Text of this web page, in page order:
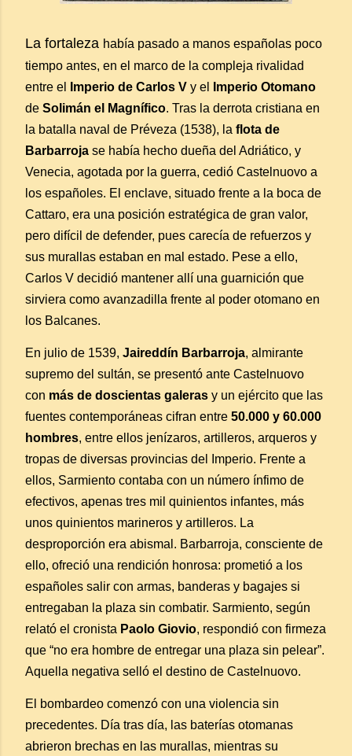
La fortaleza había pasado a manos españolas poco
tiempo antes, en el marco de la compleja rivalidad
entre el
Imperio de Carlos V y el
Imperio Otomano
de Solimán el Magnífico. Tras la derrota cristiana en
la batalla naval de Préveza (1538), la flota de
Barbarroja se había hecho dueña del Adriático, y
Venecia, agotada por la guerra, cedió Castelnuovo a
los españoles. El enclave, situado frente a la boca de
Cattaro, era una posición estratégica de gran valor,
pero difícil de defender, pues carecía de refuerzos y
sus murallas estaban en mal estado. Pese a ello,
Carlos V decidió mantener allí una guarnición que
sirviera como avanzadilla frente al poder otomano en
los Balcanes.
En julio de 1539, Jaireddín Barbarroja, almirante
supremo del sultán, se presentó ante Castelnuovo
con más de doscientas galeras y un ejército que las
fuentes contemporáneas cifran entre 50.000 y 60.000
hombres, entre ellos jenízaros, artilleros, arqueros y
tropas de diversas provincias del Imperio. Frente a
ellos, Sarmiento contaba con un número ínfimo de
efectivos, apenas tres mil quinientos infantes, más
unos quinientos marineros y artilleros. La
desproporción era abismal. Barbarroja, consciente de
ello, ofreció una rendición honrosa: prometió a los
españoles salir con armas, banderas y bagajes si
entregaban la plaza sin combatir. Sarmiento, según
relató el cronista Paolo Giovio, respondió con firmeza
que “no era hombre de entregar una plaza sin pelear”.
Aquella negativa selló el destino de Castelnuovo.
El bombardeo comenzó con una violencia sin
precedentes. Día tras día, las baterías otomanas
abrieron brechas en las murallas, mientras su